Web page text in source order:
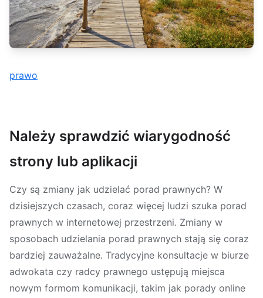
prawo
Należy sprawdzić wiarygodność
strony lub aplikacji
Czy są zmiany jak udzielać porad prawnych? W
dzisiejszych czasach, coraz więcej ludzi szuka porad
prawnych w internetowej przestrzeni. Zmiany w
sposobach udzielania porad prawnych stają się coraz
bardziej zauważalne. Tradycyjne konsultacje w biurze
adwokata czy radcy prawnego ustępują miejsca
nowym formom komunikacji, takim jak porady online